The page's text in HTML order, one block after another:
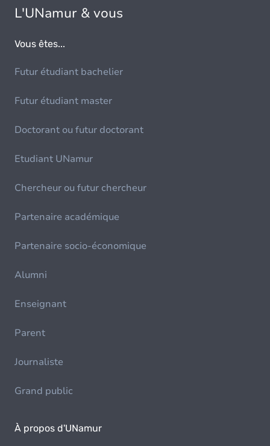
L'UNamur & vous
Vous êtes...
Futur étudiant bachelier
Futur étudiant master
Doctorant ou futur doctorant
Etudiant UNamur
Chercheur ou futur chercheur
Partenaire académique
Partenaire socio-économique
Alumni
Enseignant
Parent
Journaliste
Grand public
À propos d'UNamur